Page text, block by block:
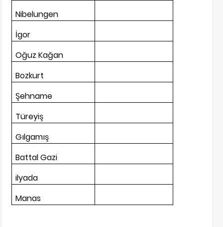
Nibelungen
İgor
Oğuz Kağan
Bozkurt
Şehname
Türeyiş
Gılgamış
Battal Gazi
ilyada
Manas